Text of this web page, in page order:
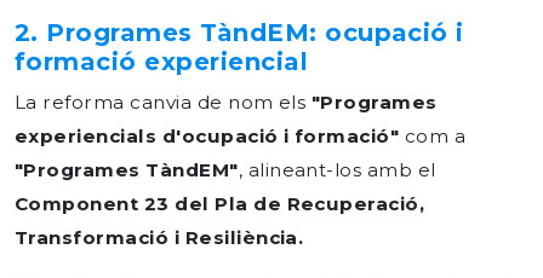
2. Programes TàndEM: ocupació i
formació experiencial
La reforma canvia de nom els "Programes
experiencials d'ocupació i formació" com a
"Programes TàndEM", alineant-los amb el
Component 23 del Pla de Recuperació,
Transformació i Resiliència.